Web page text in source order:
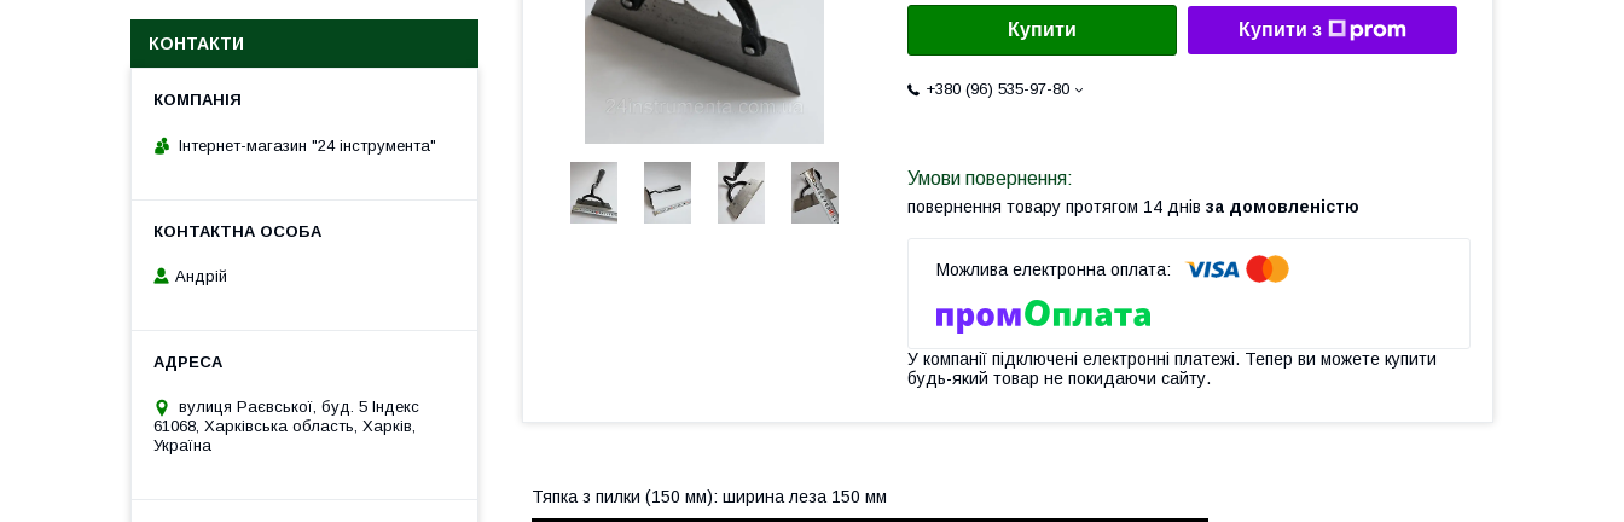
Купити Купити з
+380 (96) 535-97-80
повернення товару протягом 14 днів за домовленістю
У компанії підключені електронні платежі. Тепер ви можете купити
будь-який товар не покидаючи сайту.
Тяпка з пилки (150 мм): ширина леза 150 мм
КОНТАКТИ
Інтернет-магазин "24 інструмента"
Андрій
вулиця Раєвської, буд. 5 Індекс
61068, Харківська область, Харків,
Україна